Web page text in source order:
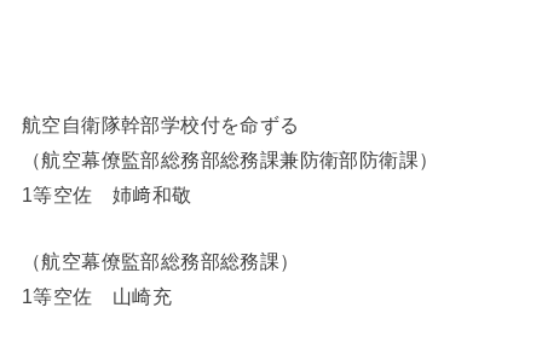
航空自衛隊幹部学校付を命ずる
（航空幕僚監部総務部総務課兼防衛部防衛課）
1等空佐 姉﨑和敬
（航空幕僚監部総務部総務課）
1等空佐 山崎充